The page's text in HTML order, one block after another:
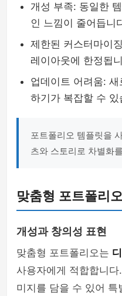
개성 부족: 동일한
인 느낌이 줄어듭니
제한된 커스터마이
레이아웃에 한정됩
업데이트 어려움:
하기가 복잡할 수 있
포트폴리오 템플릿을
츠와 스토리로 차별화
맞춤형 포트폴리
개성과 창의성 표현
맞춤형 포트폴리오는
사용자에게 적합합니
미지를 담을 수 있어 특